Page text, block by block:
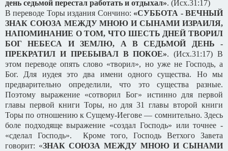
день седьмой перестал работать и отдыхал». (Исх.31:17)
В переводе Торы издания Сончино: «СУББОТА - ВЕЧНЫЙ
ЗНАК СОЮЗА МЕЖДУ МНОЮ И СЫНАМИ ИЗРАИЛЯ,
НАПОМИНАНИЕ О ТОМ, ЧТО ШЕСТЬ ДНЕЙ ТВОРИЛ
БОГ НЕБЕСА И ЗЕМЛЮ, А В СЕДЬМОЙ ДЕНЬ -
ПРЕКРАТИЛ И ПРЕБЫВАЛ В ПОКОЕ». (Исх.31:17) В
этом переводе опять слово «творил», но уже не Господь, а
Бог. Для иудея это два имени одного существа. Но мы
предварительно определили, что это существа разные.
Поэтому выражение «сотворил Бог» истинно для первой
главы первой книги Торы, но для 31 главы второй книги
Торы по отношению к Сущему-Иегове — сомнительно. Здесь
боле подходяще выражение «создал Господь» или точнее -
«сделал Господь». Кроме того, Господь Ветхого Завета
говорит: «ЗНАК СОЮЗА МЕЖДУ МНОЮ И СЫНАМИ